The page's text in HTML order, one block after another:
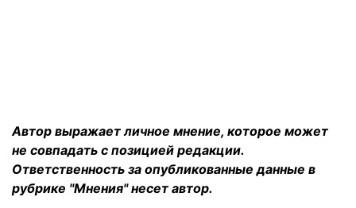
Автор выражает личное мнение, которое может
не совпадать с позицией редакции.
Ответственность за опубликованные данные в
рубрике "Мнения" несет автор.